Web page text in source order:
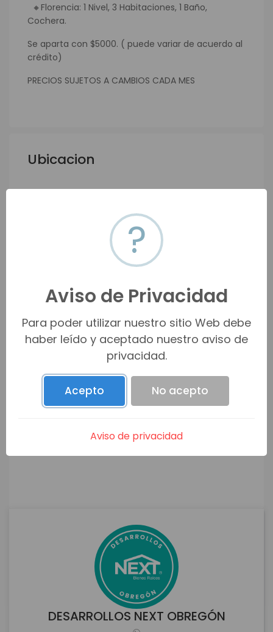
🔸Florencia: 1 Nivel, 3 Habitaciones, 1 Baño,
Cochera.
Se aparta con $5000. ( puede variar de acuerdo al
crédito)
PRECIOS SUJETOS A CAMBIOS CADA MES
Ubicacion
DESARROLLOS NEXT OBREGÓN
?
Aviso de Privacidad
Para poder utilizar nuestro sitio Web debe
haber leído y aceptado nuestro aviso de
privacidad.
Acepto No acepto
Aviso de privacidad